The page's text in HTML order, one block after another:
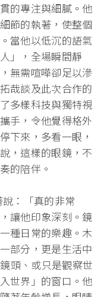
的專注與細膩。他
節的執著，使整個
當他以低沉的語氣
」，全場瞬間靜
無需喧嘩卻足以滲
哉談及此次合作的
多樣科技與獨特視
手，令他覺得格外
下來，多看一眼，
，這樣的眼鏡，不
的陪伴。
：「真的非常
讓他印象深刻。鏡
種日常的樂趣。木
部分，更是生活中
頭、或只是觀察世
世界」的窗口。他